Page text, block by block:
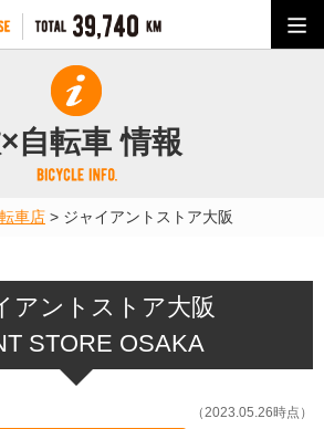
自転車 情報
車店 > ジャイアントストア大阪
アントストア大阪
STORE OSAKA
（2023.05.26時点）